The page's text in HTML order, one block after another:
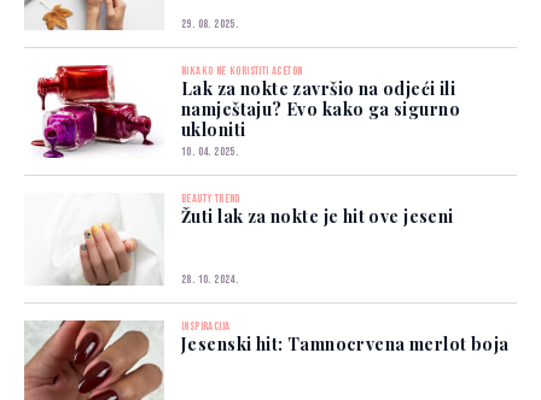
29. 08. 2025.
NIKAKO NE KORISTITI ACETON
Lak za nokte završio na odjeći ili
namještaju? Evo kako ga sigurno
ukloniti
10. 04. 2025.
BEAUTY TREND
Žuti lak za nokte je hit ove jeseni
28. 10. 2024.
INSPIRACIJA
Jesenski hit: Tamnocrvena merlot boja